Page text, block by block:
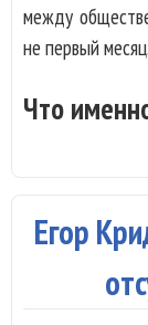
между
не первый месяц.
Что
Егор